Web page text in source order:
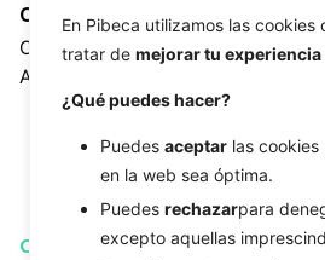
En Pibeca utilizamos las cookies
tratar de mejorar tu experiencia
¿Qué puedes hacer?
Puedes aceptar las
en la web sea óptima.
Puedes rechazarpara
excepto aquellas
Client
California College of the
Arts
Tags
Open Project